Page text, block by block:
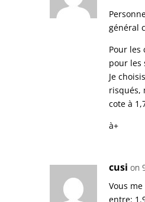
général
Pour les
pour les
Je
risqués,
cote à
à+
cusi on
Vous
entre: